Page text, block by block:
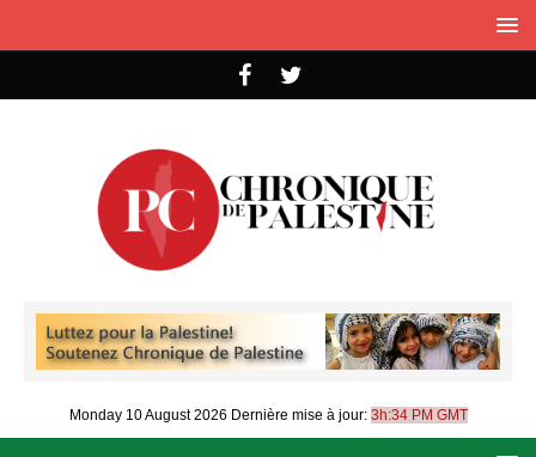
Monday 10 August 2026 Dernière mise à jour: 3h:34 PM GMT